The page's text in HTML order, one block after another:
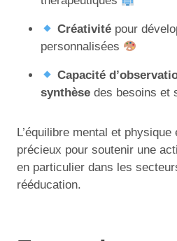
Créativité pour
personnalisées
Capacité
synthèse des besoins et
L’équilibre mental et
précieux pour soutenir une
en particulier dans les
rééducation.